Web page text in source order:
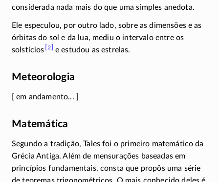
considerada nada mais do que uma simples anedota.
Ele especulou, por outro lado, sobre as dimensões e as
órbitas do sol e da lua, mediu o intervalo entre os
solstícios [2] e estudou as estrelas.
Meteorologia
[ em andamento... ]
Matemática
Segundo a tradição, Tales foi o primeiro matemático da
Grécia Antiga. Além de mensurações baseadas em
princípios fundamentais, consta que propôs uma série
de teoremas trigonométricos. O mais conhecido deles é